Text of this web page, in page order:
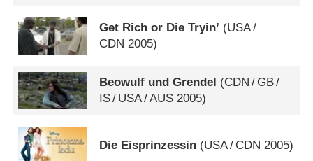
Get Rich or Die Tryin’ (USA/
CDN 2005)
Beowulf und Grendel (CDN / GB/
IS/ USA/AUS 2005)
Die Eisprinzessin (USA/ CDN 2005)